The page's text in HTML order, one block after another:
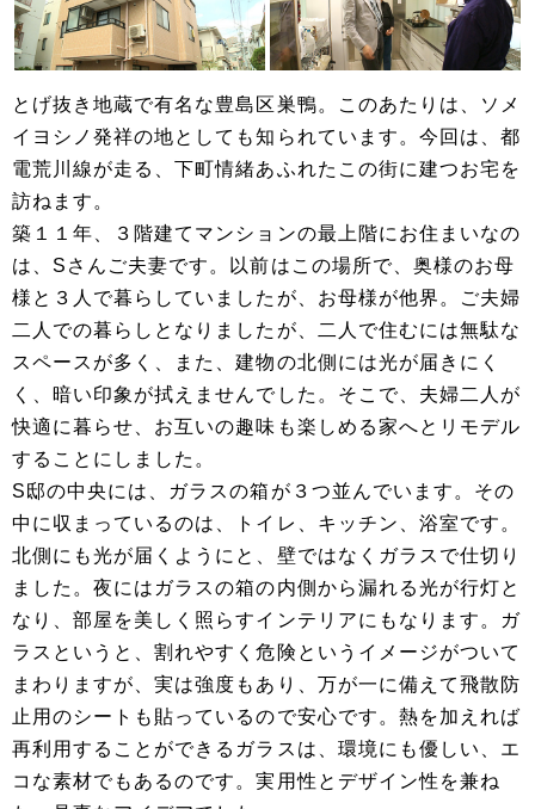
とげ抜き地蔵で有名な豊島区巣鴨。このあたりは、ソメ
イヨシノ発祥の地としても知られています。今回は、都
電荒川線が走る、下町情緒あふれたこの街に建つお宅を
訪ねます。
築１１年、３階建てマンションの最上階にお住まいなの
は、Sさんご夫妻です。以前はこの場所で、奥様のお母
様と３人で暮らしていましたが、お母様が他界。ご夫婦
二人での暮らしとなりましたが、二人で住むには無駄な
スペースが多く、また、建物の北側には光が届きにく
く、暗い印象が拭えませんでした。そこで、夫婦二人が
快適に暮らせ、お互いの趣味も楽しめる家へとリモデル
することにしました。
S邸の中央には、ガラスの箱が３つ並んでいます。その
中に収まっているのは、トイレ、キッチン、浴室です。
北側にも光が届くようにと、壁ではなくガラスで仕切り
ました。夜にはガラスの箱の内側から漏れる光が行灯と
なり、部屋を美しく照らすインテリアにもなります。ガ
ラスというと、割れやすく危険というイメージがついて
まわりますが、実は強度もあり、万が一に備えて飛散防
止用のシートも貼っているので安心です。熱を加えれば
再利用することができるガラスは、環境にも優しい、エ
コな素材でもあるのです。実用性とデザイン性を兼ね